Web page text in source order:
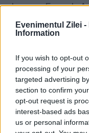
Evenimentul Zilei -
Information
If you wish to opt-out
processing of your
targeted advertising
section to confirm
opt-out request is
interest-based ads
us or personal
despre Freud,
avalanșă de
expresie, voiau
cursului meu
s-a scris că
drepte, că